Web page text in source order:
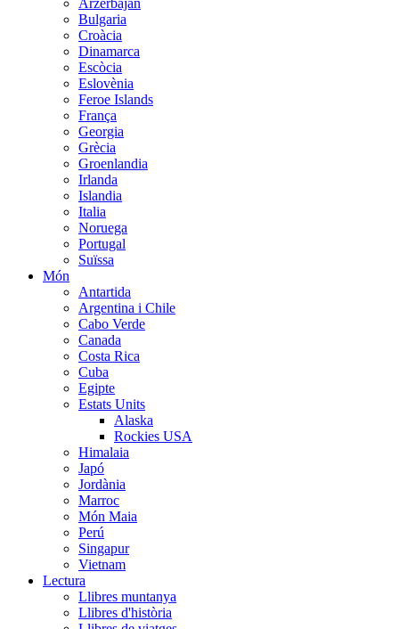
Arzerbajan
Bulgaria
Croàcia
Dinamarca
Escòcia
Eslovènia
Feroe Islands
França
Georgia
Grècia
Groenlandia
Irlanda
Islandia
Italia
Noruega
Portugal
Suïssa
Món
Antartida
Argentina i Chile
Cabo Verde
Canada
Costa Rica
Cuba
Egipte
Estats Units
Alaska
Rockies USA
Himalaia
Japó
Jordània
Marroc
Món Maia
Perú
Singapur
Vietnam
Lectura
Llibres muntanya
Llibres d'història